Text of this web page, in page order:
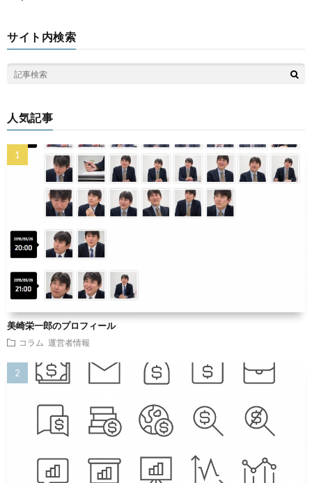
サイト内検索
人気記事
美崎栄一郎のプロフィール
コラム 運営者情報